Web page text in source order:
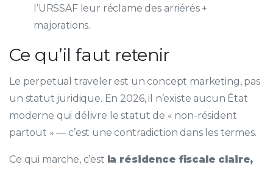
l’URSSAF leur réclame des arriérés +
majorations.
Ce qu’il faut retenir
Le perpetual traveler est un concept marketing, pas
un statut juridique. En 2026, il n’existe aucun État
moderne qui délivre le statut de « non-résident
partout » — c’est une contradiction dans les termes.
Ce qui marche, c’est la résidence fiscale claire,